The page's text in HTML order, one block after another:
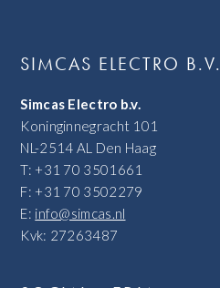
SIMCAS ELECTRO B.V.
Simcas Electro b.v.
Koninginnegracht 101
NL-2514 AL Den Haag
T: +31 70 3501661
F: +31 70 3502279
E: info@simcas.nl
Kvk: 27263487